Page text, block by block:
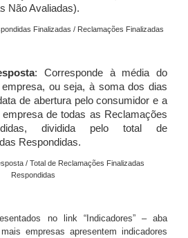
Não Avaliadas).
Finalizadas / Reclamações Finalizadas
: Corresponde à média do
ou seja, à soma dos dias
de abertura pelo consumidor e a
de todas as Reclamações
dividida pelo total de
Respondidas.
/ Total de Reclamações Finalizadas
Respondidas
no link “Indicadores” – aba
empresas apresentem indicadores